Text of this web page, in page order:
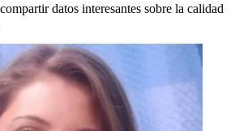
datos interesantes sobre la calidad